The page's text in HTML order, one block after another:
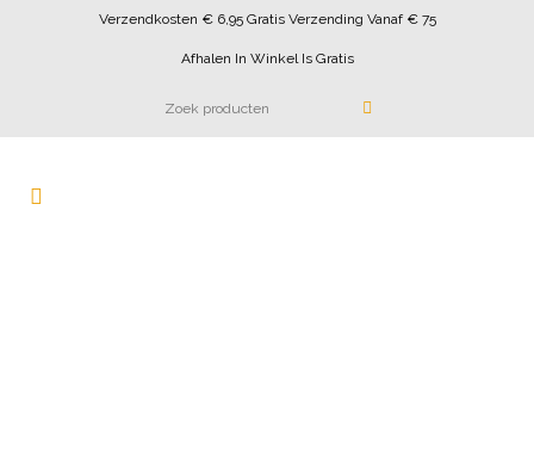
Verzendkosten € 6,95 Gratis Verzending Vanaf € 75
Afhalen In Winkel Is Gratis